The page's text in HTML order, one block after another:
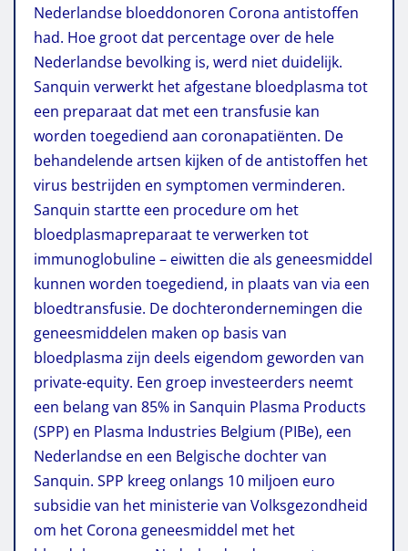
Nederlandse bloeddonoren Corona antistoffen
had. Hoe groot dat percentage over de hele
Nederlandse bevolking is, werd niet duidelijk.
Sanquin verwerkt het afgestane bloedplasma tot
een preparaat dat met een transfusie kan
worden toegediend aan coronapatiënten. De
behandelende artsen kijken of de antistoffen het
virus bestrijden en symptomen verminderen.
Sanquin startte een procedure om het
bloedplasmapreparaat te verwerken tot
immunoglobuline – eiwitten die als geneesmiddel
kunnen worden toegediend, in plaats van via een
bloedtransfusie. De dochterondernemingen die
geneesmiddelen maken op basis van
bloedplasma zijn deels eigendom geworden van
private-equity. Een groep investeerders neemt
een belang van 85% in Sanquin Plasma Products
(SPP) en Plasma Industries Belgium (PIBe), een
Nederlandse en een Belgische dochter van
Sanquin. SPP kreeg onlangs 10 miljoen euro
subsidie van het ministerie van Volksgezondheid
om het Corona­ geneesmiddel met het